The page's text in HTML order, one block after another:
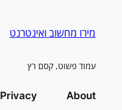
מירו מחשוב ואינטרנט
עמוד פשוט, קסם רץ
About
Privacy